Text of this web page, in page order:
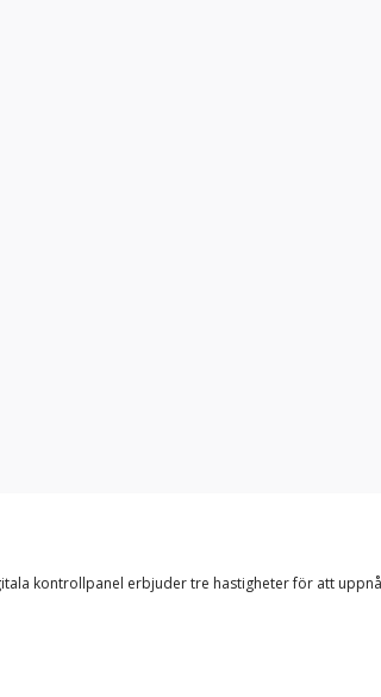
kontrollpanel erbjuder tre hastigheter för att